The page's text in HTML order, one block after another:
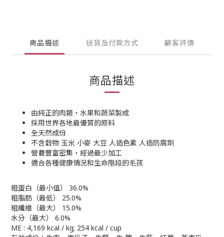
商品描述 送貨及付款方式 顧客評價
商品描述
由純正的肉類，水果和蔬菜製成
採用世界各地最優質的原料
全天然成份
不含穀物 玉米 小麥 大豆 人造色素 人造防腐劑
營養豐富密集，經過最少加工
適合各種健康情況和生命階段的毛孩
粗蛋白（最小值） 36.0%
粗脂肪（最低） 25.0%
粗纖維（最大） 15.0%
水分（最大） 6.0%
ME : 4,169 kcal / kg; 254 kcal / cup